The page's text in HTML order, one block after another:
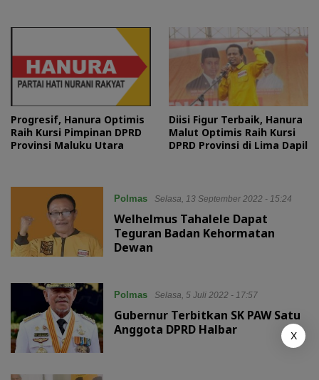
Progresif, Hanura Optimis
Raih Kursi Pimpinan DPRD
Provinsi Maluku Utara
Diisi Figur Terbaik, Hanura
Malut Optimis Raih Kursi
DPRD Provinsi di Lima Dapil
Polmas Selasa, 13 September 2022 - 15:24
Welhelmus Tahalele Dapat
Teguran Badan Kehormatan
Dewan
Polmas Selasa, 5 Juli 2022 - 17:57
Gubernur Terbitkan SK PAW Satu
Anggota DPRD Halbar
X